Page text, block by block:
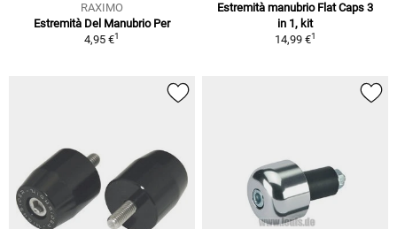
RAXIMO
Estremità Del Manubrio Per
4,95 €1
Estremità manubrio Flat Caps 3
in 1, kit
14,99 €1